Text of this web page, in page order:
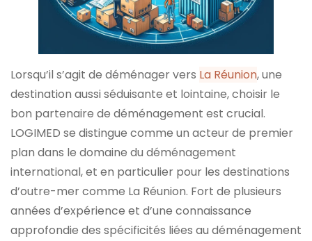
Lorsqu’il s’agit de déménager vers La Réunion, une
destination aussi séduisante et lointaine, choisir le
bon partenaire de déménagement est crucial.
LOGIMED se distingue comme un acteur de premier
plan dans le domaine du déménagement
international, et en particulier pour les destinations
d’outre-mer comme La Réunion. Fort de plusieurs
années d’expérience et d’une connaissance
approfondie des spécificités liées au déménagement